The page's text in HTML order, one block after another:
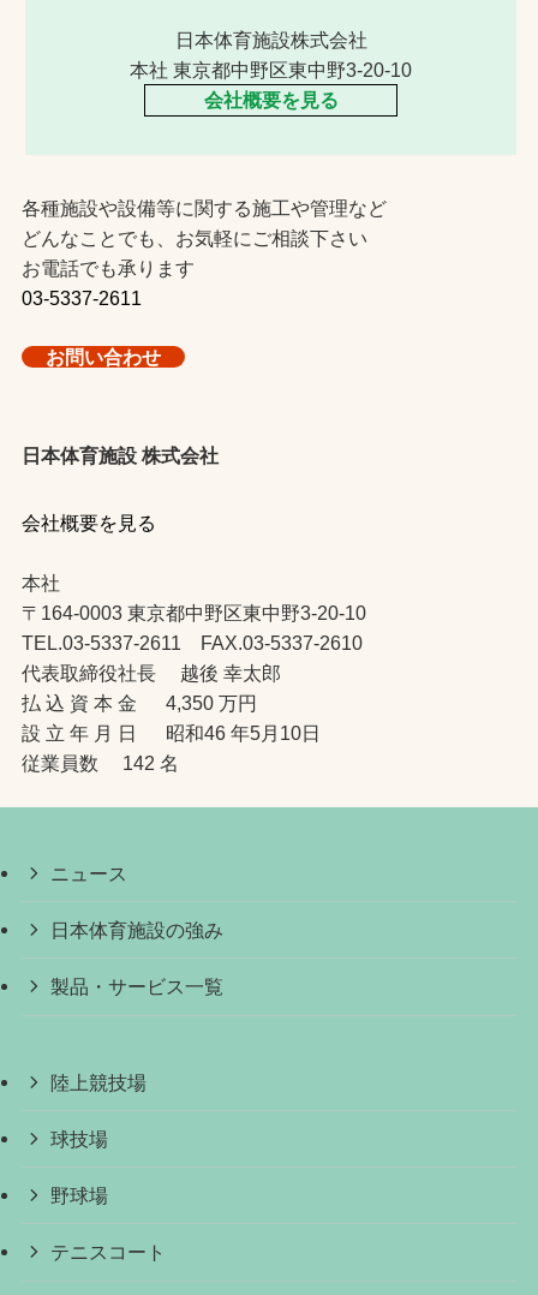
日本体育施設株式会社
本社 東京都中野区東中野3-20-10
会社概要を見る
各種施設や設備等に関する施工や管理など
どんなことでも、お気軽にご相談下さい
お電話でも承ります
03-5337-2611
お問い合わせ
日本体育施設 株式会社
会社概要を見る
本社
〒164-0003 東京都中野区東中野3-20-10
TEL.03-5337-2611 FAX.03-5337-2610
代表取締役社長 越後 幸太郎
払 込 資 本 金 4,350 万円
設 立 年 月 日 昭和46 年5月10日
従業員数 142 名
ニュース
日本体育施設の強み
製品・サービス一覧
陸上競技場
球技場
野球場
テニスコート